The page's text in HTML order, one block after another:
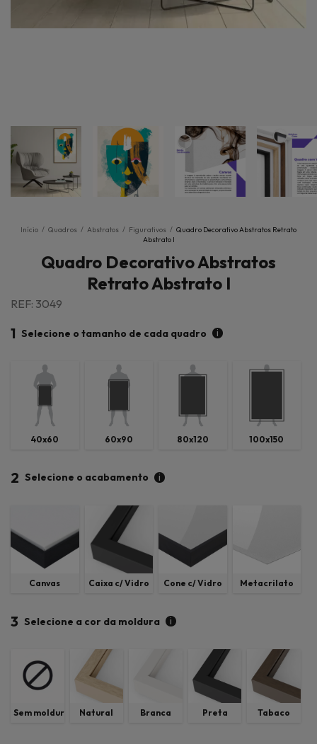
Início / Quadros / Abstratos / Figurativos / Quadro Decorativo Abstratos Retrato
Abstrato I
Quadro Decorativo Abstratos
Retrato Abstrato I
REF: 3049
1 Selecione o tamanho de cada quadro i
40x60 60x90 80x120 100x150
2 Selecione o acabamento i
Canvas Caixa c/ Vidro Cone c/ Vidro Metacrilato
3 Selecione a cor da moldura i
Sem moldura Natural Branca Preta Tabaco